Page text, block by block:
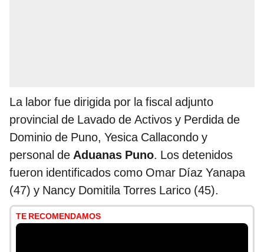
La labor fue dirigida por la fiscal adjunto
provincial de Lavado de Activos y Perdida de
Dominio de Puno, Yesica Callacondo y
personal de Aduanas Puno. Los detenidos
fueron identificados como Omar Díaz Yanapa
(47) y Nancy Domitila Torres Larico (45).
TE RECOMENDAMOS